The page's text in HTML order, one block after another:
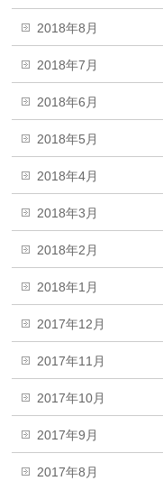
2018年8月
2018年7月
2018年6月
2018年5月
2018年4月
2018年3月
2018年2月
2018年1月
2017年12月
2017年11月
2017年10月
2017年9月
2017年8月